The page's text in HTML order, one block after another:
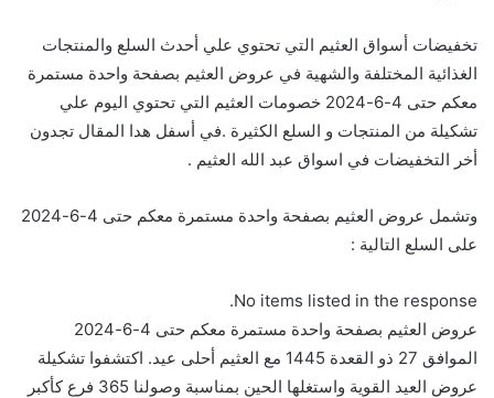
تخفيضات أسواق العثيم التي تحتوي علي أحدث السلع والمنتجات
الغذائية المختلفة والشهية في عروض العثيم بصفحة واحدة مستمرة
معكم حتى 4-6-2024 خصومات العثيم التي تحتوي اليوم علي
تشكيلة من المنتجات و السلع الكثيرة .في أسفل هدا المقال تجدون
أخر التخفيضات في اسواق عبد الله العثيم .
وتشمل عروض العثيم بصفحة واحدة مستمرة معكم حتى 4-6-2024
على السلع التالية :
No items listed in the response.
عروض العثيم بصفحة واحدة مستمرة معكم حتى 4-6-2024
الموافق 27 ذو القعدة 1445 مع العثيم أحلى عيد. اكتشفوا تشكيلة
عروض العيد القوية واستغلها الحين بمناسبة وصولنا 365 فرع كأكبر